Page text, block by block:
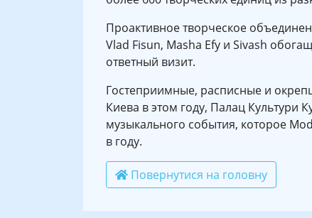
Проактивное творческое
Vlad Fisun, Masha Efy и Sivash
ответный визит.
Гостеприимные, расписные и
Киева в этом году, Палац Культури
музыкального события, которое
в году.
Повернутися на головну